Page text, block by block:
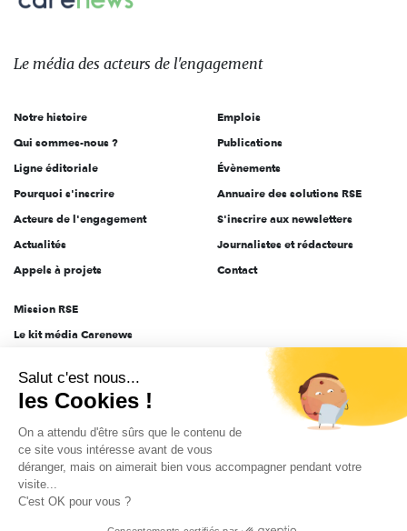
Le
des
l'engagement
Le média des acteurs de l'engagement
Notre histoire
Qui sommes-nous ?
Ligne éditoriale
Pourquoi s'inscrire
Acteurs de l'engagement
Actualités
Appels à projets
Emplois
Publications
Évènements
Annuaire des solutions RSE
S'inscrire aux newsletters
Journalistes et rédacteurs
Contact
Mission RSE
Le kit média Carenews
AEF info
Novethic
PRODURABLE
Inclusiv Day
Données personnelles Mentions légales 2025-2026 Tout droits réservés
Salut c'est nous...
les Cookies !
On a attendu d'être sûrs que le contenu de
ce site vous intéresse avant de vous
déranger, mais on aimerait bien vous accompagner pendant votre
visite...
C'est OK pour vous ?